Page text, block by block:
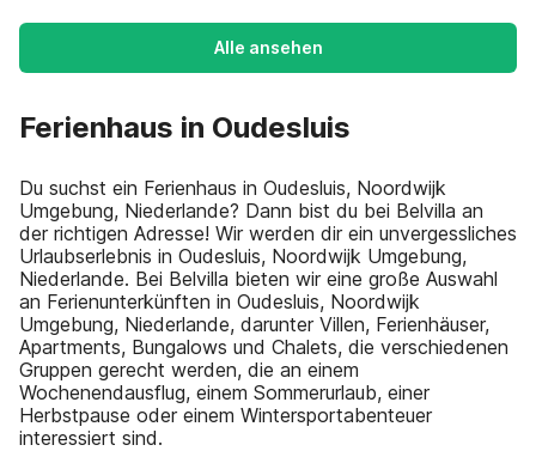
Alle ansehen
Ferienhaus in Oudesluis
Du suchst ein Ferienhaus in Oudesluis, Noordwijk
Umgebung, Niederlande? Dann bist du bei Belvilla an
der richtigen Adresse! Wir werden dir ein unvergessliches
Urlaubserlebnis in Oudesluis, Noordwijk Umgebung,
Niederlande. Bei Belvilla bieten wir eine große Auswahl
an Ferienunterkünften in Oudesluis, Noordwijk
Umgebung, Niederlande, darunter Villen, Ferienhäuser,
Apartments, Bungalows und Chalets, die verschiedenen
Gruppen gerecht werden, die an einem
Wochenendausflug, einem Sommerurlaub, einer
Herbstpause oder einem Wintersportabenteuer
interessiert sind.